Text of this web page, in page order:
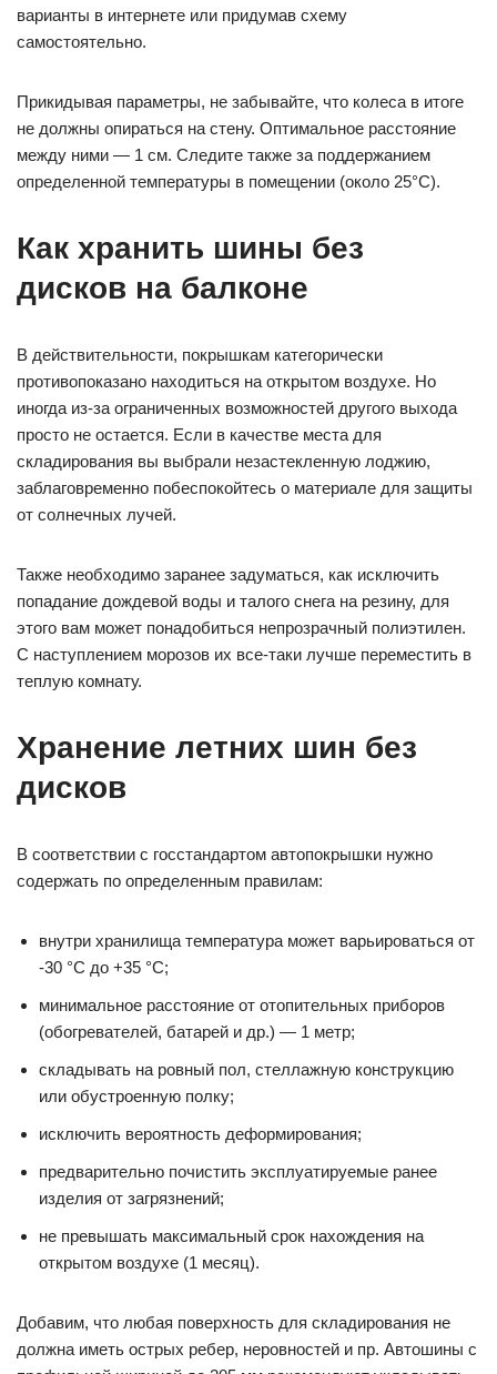
варианты в интернете или придумав схему
самостоятельно.
Прикидывая параметры, не забывайте, что колеса в итоге
не должны опираться на стену. Оптимальное расстояние
между ними — 1 см. Следите также за поддержанием
определенной температуры в помещении (около 25°С).
Как хранить шины без
дисков на балконе
В действительности, покрышкам категорически
противопоказано находиться на открытом воздухе. Но
иногда из-за ограниченных возможностей другого выхода
просто не остается. Если в качестве места для
складирования вы выбрали незастекленную лоджию,
заблаговременно побеспокойтесь о материале для защиты
от солнечных лучей.
Также необходимо заранее задуматься, как исключить
попадание дождевой воды и талого снега на резину, для
этого вам может понадобиться непрозрачный полиэтилен.
С наступлением морозов их все-таки лучше переместить в
теплую комнату.
Хранение летних шин без
дисков
В соответствии с госстандартом автопокрышки нужно
содержать по определенным правилам:
внутри хранилища температура может варьироваться от
-30 °С до +35 °С;
минимальное расстояние от отопительных приборов
(обогревателей, батарей и др.) — 1 метр;
складывать на ровный пол, стеллажную конструкцию
или обустроенную полку;
исключить вероятность деформирования;
предварительно почистить эксплуатируемые ранее
изделия от загрязнений;
не превышать максимальный срок нахождения на
открытом воздухе (1 месяц).
Добавим, что любая поверхность для складирования не
должна иметь острых ребер, неровностей и пр. Автошины с